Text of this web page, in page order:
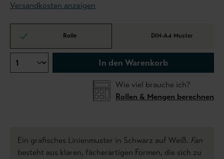
Versandkosten anzeigen
Rolle DIN-A4 Muster
In den Warenkorb
Wie viel brauche ich?
Rollen & Mengen berechnen
Ein grafisches Linienmuster in Schwarz auf Weiß. Fan
besteht aus klaren, fächerartigen Formen, die sich zu